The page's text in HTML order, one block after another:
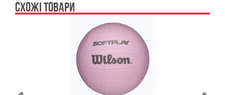
СХОЖІ ТОВАРИ